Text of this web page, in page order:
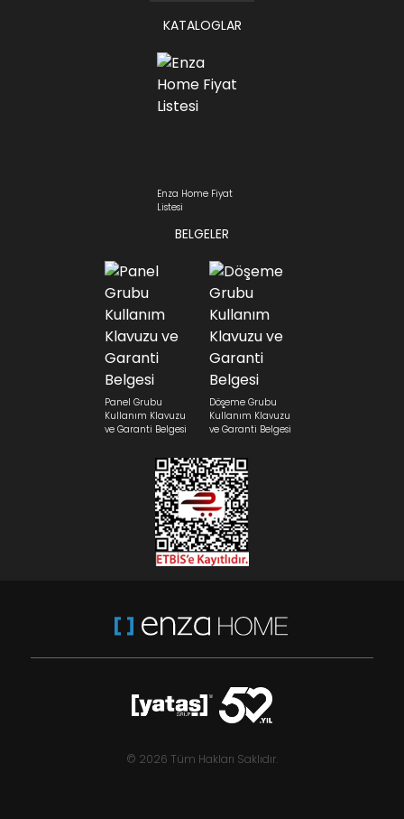
KATALOGLAR
Enza Home Fiyat
Listesi
BELGELER
Panel Grubu
Kullanım Klavuzu
ve Garanti Belgesi
Döşeme Grubu
Kullanım Klavuzu
ve Garanti Belgesi
© 2026 Tüm Hakları Saklıdır.